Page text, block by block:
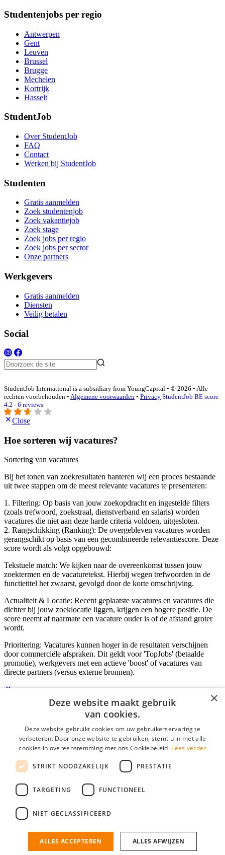
Studentenjobs per regio
Antwerpen
Gent
Leuven
Brussel
Brugge
Mechelen
Kortrijk
Hasselt
StudentJob
Over StudentJob
FAQ
Contact
Werken bij StudentJob
Studenten
Gratis aanmelden
Zoek studentenjob
Zoek vakantiejob
Zoek stage
Zoek jobs per regio
Zoek jobs per sector
Onze partners
Werkgevers
Gratis aanmelden
Diensten
Veilig betalen
Social
StudentJob International is a subsidiary from YoungCapital • © 2026 • Alle
rechten voorbehouden • Algemene voorwaarden • Privacy StudentJob BE score
4.2 - 6 reviews
Close
Hoe sorteren wij vacatures?
Sortering van vacatures
Bij het tonen van zoekresultaten hanteren wij een proces bestaande
uit twee stappen om de meest relevante vacatures te presenteren:
1. Filtering: Op basis van jouw zoekopdracht en ingestelde filters
(zoals trefwoord, zoekstraal, dienstverband en salaris) worden
vacatures die niet aan deze harde criteria voldoen, uitgesloten.
2. Rangschikking (Ranking): De overgebleven vacatures worden
gerangschikt op basis van een gecombineerde relevantiescore. Deze
score wordt als volgt opgebouwd:
Tekstuele match: We kijken naar de overeenkomst tussen jouw
zoektermen en de vacaturetekst. Hierbij wegen trefwoorden in de
functietitel het zwaarst, gevolgd door de korte omschrijving.
Actualiteit & Locatie: Recent geplaatste vacatures en vacatures die
dichter bij jouw zoeklocatie liggen, krijgen een hogere positie. De
score neemt af naarmate een vacature ouder is of de afstand groter
wordt.
Prioritering: Vacatures kunnen hoger in de resultaten verschijnen
door commerciële afspraken. Dit geldt voor 'TopJobs' (betaalde
promotie), werkgevers met een actieve 'boost' of vacatures van
directe partners (versus externe bronnen).
E-mail*
Wachtwoord
login gegevens onthouden
login
Bedrijf aanmelden
nieuwe collega/werknemer zo gevonden!
×
Deze website maakt gebruik
van cookies.
Deze website gebruikt cookies om uw gebruikerservaring te
verbeteren. Door onze website te gebruiken, stemt u in met alle
cookies in overeenstemming met ons Cookiebeleid. Lees verder
STRIKT NOODZAKELIJK PRESTATIE
TARGETING FUNCTIONEEL
NIET-GECLASSIFICEERD
ALLES ACCEPTEREN ALLES AFWIJZEN